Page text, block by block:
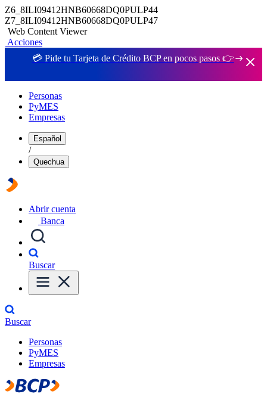
Z6_8ILI09412HNB60668DQ0PULP44
Z7_8ILI09412HNB60668DQ0PULP47
Web Content Viewer
Acciones
💳 Pide tu Tarjeta de Crédito BCP en pocos pasos 👉
Personas
PyMES
Empresas
Español
/
Quechua
Abrir cuenta
Banca
Buscar
Buscar
Personas
PyMES
Empresas